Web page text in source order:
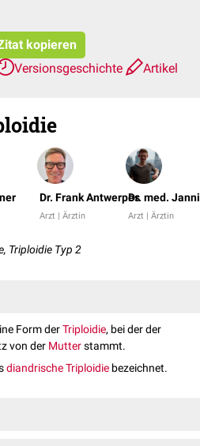
kopieren
Versionsgeschichte
Artikel
Dr. Frank Antwerpes
Arzt | Ärztin
Dr. med.
Arzt | Ärztin
Triploidie Typ 2
Form derTriploidie, bei der der
von der Mutterstammt.
diandrische Triploidie bezeichnet.